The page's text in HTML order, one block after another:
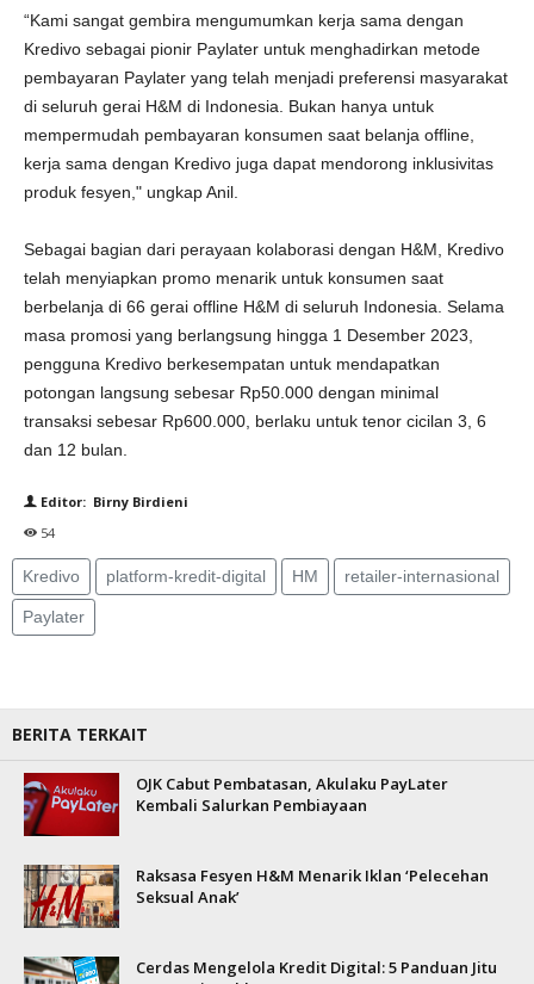
“Kami sangat gembira mengumumkan kerja sama dengan
Kredivo sebagai pionir Paylater untuk menghadirkan metode
pembayaran Paylater yang telah menjadi preferensi masyarakat
di seluruh gerai H&M di Indonesia. Bukan hanya untuk
mempermudah pembayaran konsumen saat belanja offline,
kerja sama dengan Kredivo juga dapat mendorong inklusivitas
produk fesyen," ungkap Anil.
Sebagai bagian dari perayaan kolaborasi dengan H&M, Kredivo
telah menyiapkan promo menarik untuk konsumen saat
berbelanja di 66 gerai offline H&M di seluruh Indonesia. Selama
masa promosi yang berlangsung hingga 1 Desember 2023,
pengguna Kredivo berkesempatan untuk mendapatkan
potongan langsung sebesar Rp50.000 dengan minimal
transaksi sebesar Rp600.000, berlaku untuk tenor cicilan 3, 6
dan 12 bulan.
Editor: Birny Birdieni
54
Kredivo platform-kredit-digital HM retailer-internasional
Paylater
BERITA TERKAIT
OJK Cabut Pembatasan, Akulaku PayLater
Kembali Salurkan Pembiayaan
Raksasa Fesyen H&M Menarik Iklan ‘Pelecehan
Seksual Anak’
Cerdas Mengelola Kredit Digital: 5 Panduan Jitu